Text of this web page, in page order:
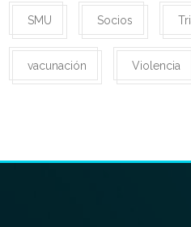
SMU Socios
vacunación Violencia